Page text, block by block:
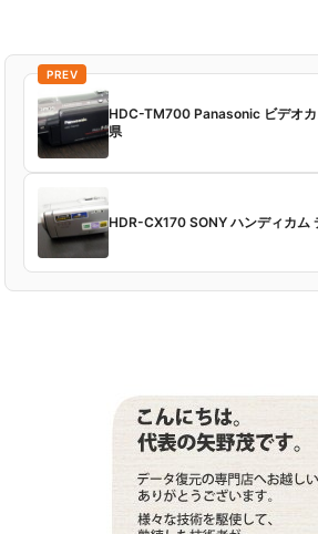
PREV
HDC-TM700 Panasonic ビデオカ
県
HDR-CX170 SONY ハンディカム